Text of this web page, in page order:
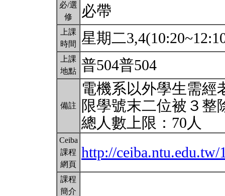
必/選
修
必帶
上課
時間
星期二
上課
地點 普504普504
備註
電機系以外學生需經
限學號末二位被３整
總人數上限：70人
Ceiba
課程
網頁
http://ceiba.ntu.edu.tw/
課程
簡介